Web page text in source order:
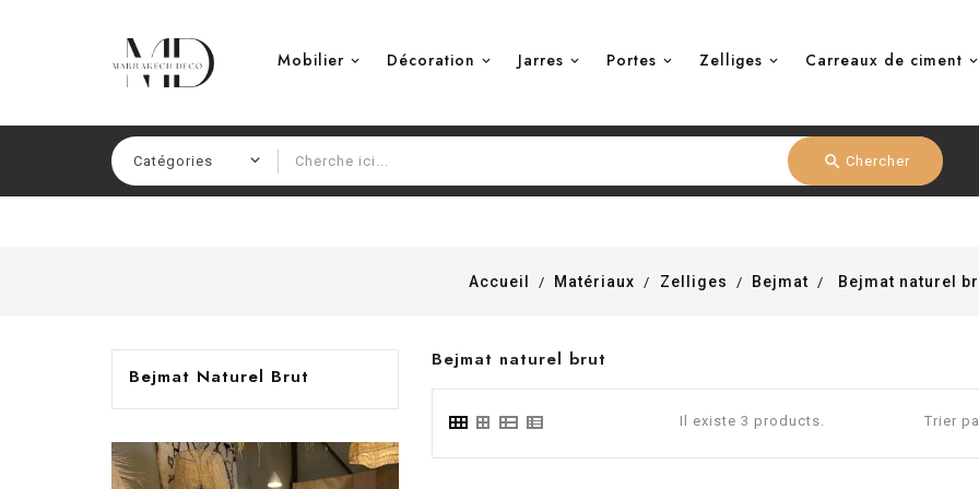
Mobilier Décoration Jarres Portes Zelliges Carreaux de ciment
search Chercher
Accueil Matériaux Zelliges Bejmat Bejmat naturel
Bejmat Naturel Brut
Bejmat naturel brut
Il existe 3 products. Trier